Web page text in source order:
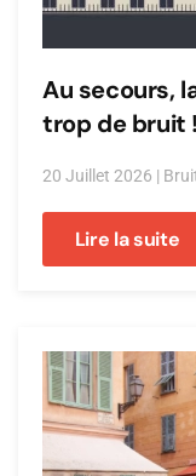
Au secours,
trop de bruit !
20 Juillet 2026 |
Lire la suite